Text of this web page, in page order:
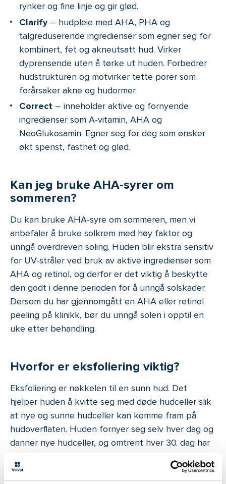
rynker og fine linje og gir glød.
Clarify– hudpleie med AHA, PHA og
talgreduserende ingredienser som egner seg for
kombinert, fet og akneutsatt hud. Virker
dyprensende uten å tørke ut huden. Forbedrer
hudstrukturen og motvirker tette porer som
forårsaker akne og hudormer.
Correct – inneholder aktive og fornyende
ingredienser som A-vitamin, AHA og
NeoGlukosamin. Egner seg for deg som ønsker
økt spenst, fasthet og glød.
Kan jeg bruke AHA-syrer om
sommeren?
Du kan bruke AHA-syre om sommeren, men vi
anbefaler å bruke solkrem med høy faktor og
unngå overdreven soling. Huden blir ekstra sensitiv
for UV-stråler ved bruk av aktive ingredienser som
AHA og retinol, og derfor er det viktig å beskytte
den godt i denne perioden for å unngå solskader.
Dersom du har gjennomgått en AHA eller retinol
peeling på klinikk, bør du unngå solen i opptil en
uke etter behandling.
Hvorfor er eksfoliering viktig?
Eksfoliering er nøkkelen til en sunn hud. Det
hjelper huden å kvitte seg med døde hudceller slik
at nye og sunne hudceller kan komme fram på
hudoverflaten. Huden fornyer seg selv hver dag og
danner nye hudceller, og omtrent hver 30. dag har
Når cellefornyelsen begynner å avta naturlig med